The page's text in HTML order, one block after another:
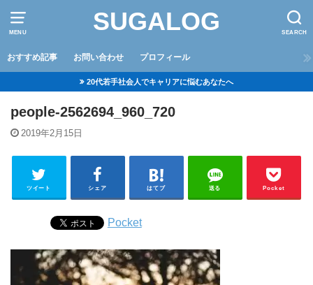
MENU SEARCH
SUGALOG
おすすめ記事 お問い合わせ プロフィール
20代若手社会人でキャリアに悩むあなたへ
people-2562694_960_720
2019年2月15日
ツイート シェア はてブ 送る Pocket
Pocket